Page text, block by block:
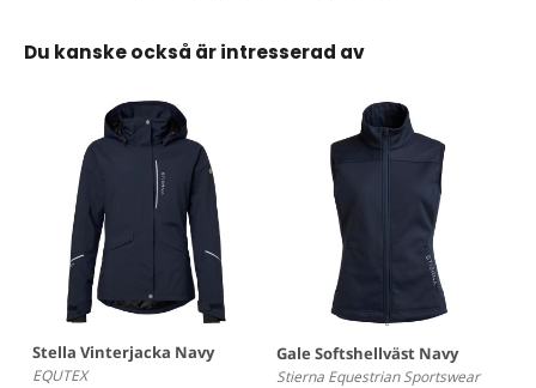
Du kanske också är intresserad av
Stella Vinterjacka Navy
EQUTEX
Gale Softshellväst Navy
Stierna Equestrian Sportswear